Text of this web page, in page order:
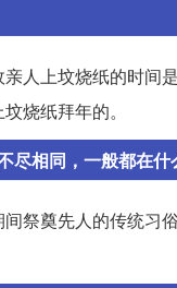
人上坟烧纸的时
烧纸拜年的。
尽相同，一般都在什
祭奠先人的传统